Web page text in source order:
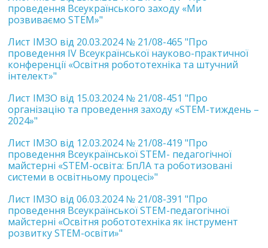
проведення Всеукраїнського заходу «Ми
розвиваємо STEM»"
Лист ІМЗО від 20.03.2024 № 21/08-465 "Про
проведення ІV Всеукраїнської науково-практичної
конференції «Освітня робототехніка та штучний
інтелект»"
Лист ІМЗО від 15.03.2024 № 21/08-451 "Про
організацію та проведення заходу «STEM-тиждень –
2024»"
Лист ІМЗО від 12.03.2024 № 21/08-419 "Про
проведення Всеукраїнської STEM- педагогічної
майстерні «STEM-освіта: БпЛА та роботизовані
системи в освітньому процесі»"
Лист ІМЗО від 06.03.2024 № 21/08-391 "Про
проведення Всеукраїнської STEM-педагогічної
майстерні «Освітня робототехніка як інструмент
розвитку STEM-освіти»"